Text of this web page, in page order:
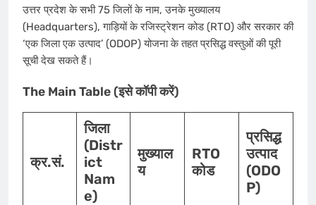
उत्तर प्रदेश के सभी 75 जिलों के नाम, उनके मुख्यालय
(Headquarters), गाड़ियों के रजिस्ट्रेशन कोड (RTO) और सरकार की
‘एक जिला एक उत्पाद’ (ODOP) योजना के तहत प्रसिद्ध वस्तुओं की पूरी
सूची देख सकते हैं।
The Main Table (इसे कॉपी करें)
क्र.सं.
जिला
(Distr
ict
Nam
e)
मुख्याल
य
RTO
कोड
प्रसिद्ध
उत्पाद
(ODO
P)